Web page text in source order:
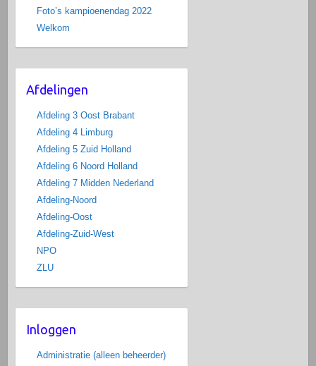
Foto’s kampioenendag 2022
Welkom
Afdelingen
Afdeling 3 Oost Brabant
Afdeling 4 Limburg
Afdeling 5 Zuid Holland
Afdeling 6 Noord Holland
Afdeling 7 Midden Nederland
Afdeling-Noord
Afdeling-Oost
Afdeling-Zuid-West
NPO
ZLU
Inloggen
Administratie (alleen beheerder)